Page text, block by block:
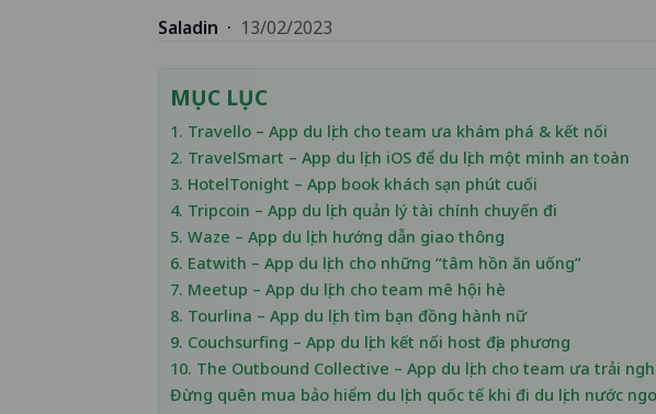
Saladin · 13/02/2023
MỤC LỤC
1. Travello – App du lịch cho team ưa khám phá & kết nối
2. TravelSmart – App du lịch iOS để du lịch một mình an toàn
3. HotelTonight – App book khách sạn phút cuối
4. Tripcoin – App du lịch quản lý tài chính chuyến đi
5. Waze – App du lịch hướng dẫn giao thông
6. Eatwith – App du lịch cho những “tâm hồn ăn uống”
7. Meetup – App du lịch cho team mê hội hè
8. Tourlina – App du lịch tìm bạn đồng hành nữ
9. Couchsurfing – App du lịch kết nối host địa phương
10. The Outbound Collective – App du lịch cho team ưa trải
Đừng quên mua bảo hiểm du lịch quốc tế khi đi du lịch nước